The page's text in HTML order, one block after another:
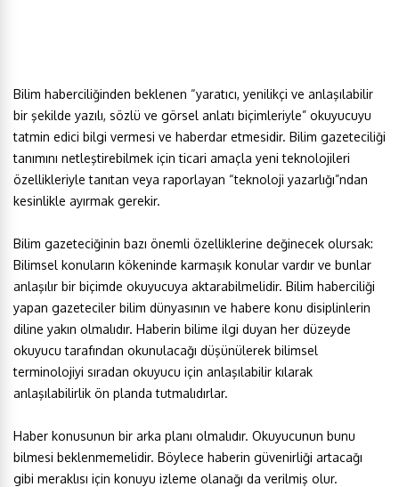
Bilim haberciliğinden beklenen “yaratıcı, yenilikçi ve anlaşılabilir
bir şekilde yazılı, sözlü ve görsel anlatı biçimleriyle” okuyucuyu
tatmin edici bilgi vermesi ve haberdar etmesidir. Bilim gazeteciliği
tanımını netleştirebilmek için ticari amaçla yeni teknolojileri
özellikleriyle tanıtan veya raporlayan “teknoloji yazarlığı”ndan
kesinlikle ayırmak gerekir.
Bilim gazeteciğinin bazı önemli özelliklerine değinecek olursak:
Bilimsel konuların kökeninde karmaşık konular vardır ve bunlar
anlaşılır bir biçimde okuyucuya aktarabilmelidir. Bilim haberciliği
yapan gazeteciler bilim dünyasının ve habere konu disiplinlerin
diline yakın olmalıdır. Haberin bilime ilgi duyan her düzeyde
okuyucu tarafından okunulacağı düşünülerek bilimsel
terminolojiyi sıradan okuyucu için anlaşılabilir kılarak
anlaşılabilirlik ön planda tutmalıdırlar.
Haber konusunun bir arka planı olmalıdır. Okuyucunun bunu
bilmesi beklenmemelidir. Böylece haberin güvenirliği artacağı
gibi meraklısı için konuyu izleme olanağı da verilmiş olur.